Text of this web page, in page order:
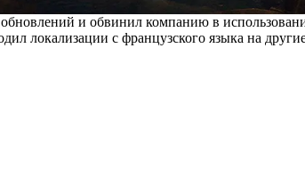
и обвинил компанию в
локализации с французского языка на